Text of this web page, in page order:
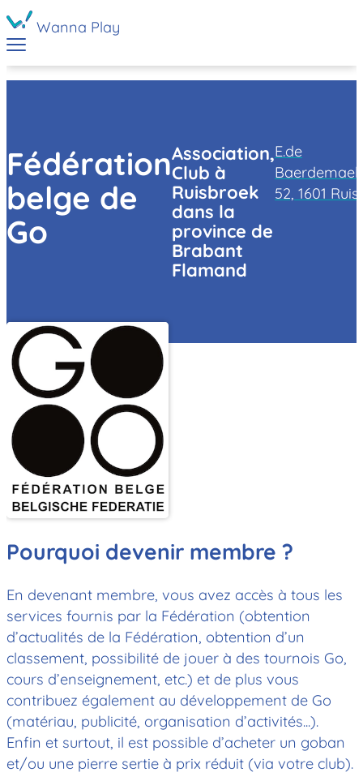
Wanna Play
Fédération
belge de
Go
Association,
Club à
Ruisbroek
dans la
province de
Brabant
Flamand
E.de
52, 1601
Pourquoi devenir membre ?
En devenant membre, vous avez accès à tous les
services fournis par la Fédération (obtention
d’actualités de la Fédération, obtention d’un
classement, possibilité de jouer à des tournois Go,
cours d’enseignement, etc.) et de plus vous
contribuez également au développement de Go
(matériau, publicité, organisation d’activités...).
Enfin et surtout, il est possible d’acheter un goban
et/ou une pierre sertie à prix réduit (via votre club).